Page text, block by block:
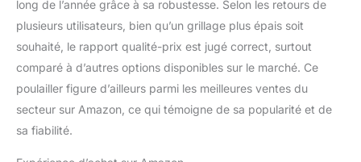
long de l’année grâce à sa robustesse. Selon les retours de
plusieurs utilisateurs, bien qu’un grillage plus épais soit
souhaité, le rapport qualité-prix est jugé correct, surtout
comparé à d’autres options disponibles sur le marché. Ce
poulailler figure d’ailleurs parmi les meilleures ventes du
secteur sur Amazon, ce qui témoigne de sa popularité et de
sa fiabilité.